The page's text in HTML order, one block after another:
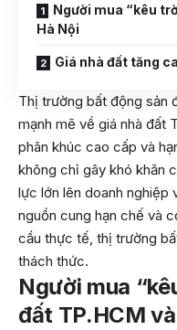
Người mua “kêu
Hà Nội
Giá nhà đất tăng
Thị trường bất động sản
mạnh mẽ về giá nhà đất
phân khúc cao cấp và
không chỉ gây khó khăn
lực lớn lên doanh nghiệp
nguồn cung hạn chế và
cầu thực tế, thị trường
thách thức.
Người mua
đất TP.HCM